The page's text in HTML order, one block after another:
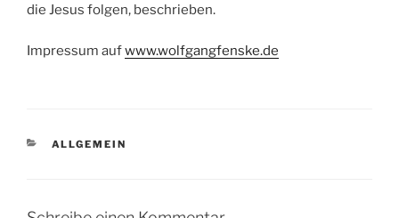
die Jesus folgen, beschrieben.
Impressum aufwww.wolfgangfenske.de
KATEGORIEN
ALLGEMEIN